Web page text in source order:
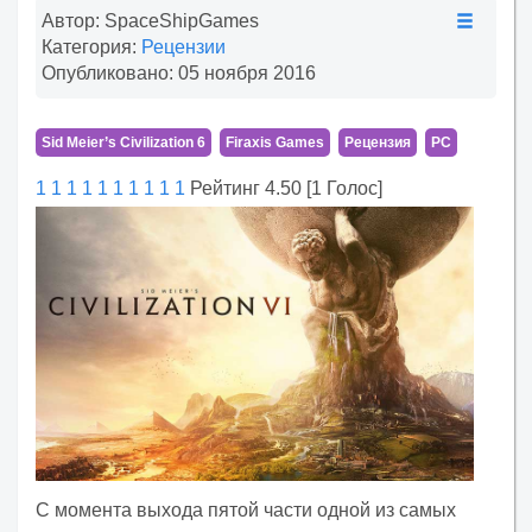
Автор: SpaceShipGames
Категория: Рецензии
Опубликовано: 05 ноября 2016
Sid Meier’s Civilization 6 Firaxis Games Рецензия PC
1 1 1 1 1 1 1 1 1 1 Рейтинг 4.50 [1 Голос]
С момента выхода пятой части одной из самых